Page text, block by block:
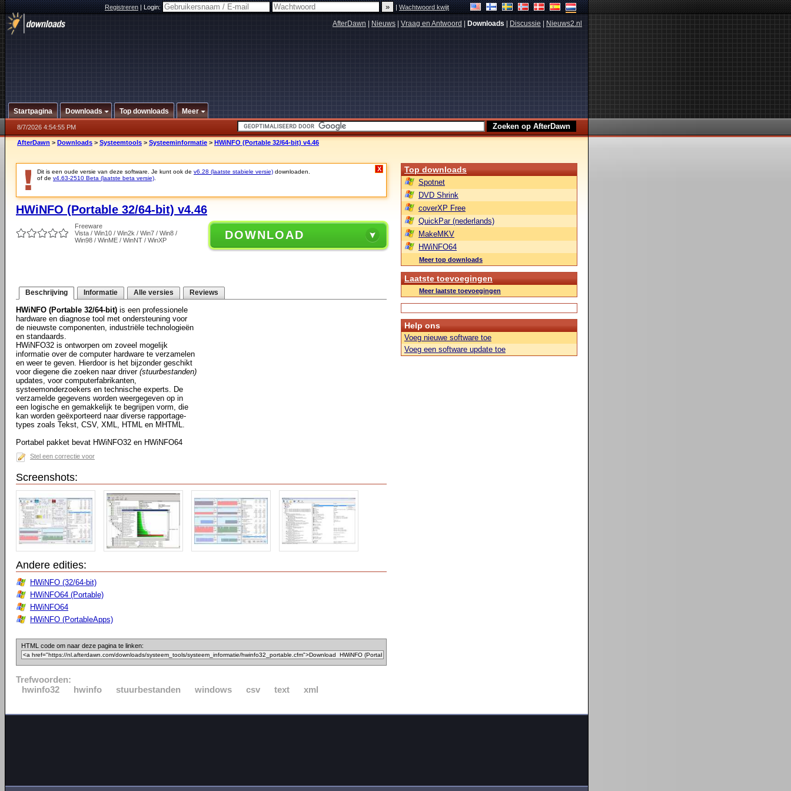
Registreren|Login: |Wachtwoord kwijt
AfterDawn Nieuws Vraag en Antwoord Downloads Discussie Nieuws2.nl
Startpagina Downloads Top downloads Meer
8/7/2026 4:54:55 PM
AfterDawn > Downloads > Systeemtools > Systeeminformatie > HWiNFO (Portable 32/64-bit) v4.46
Dit is een oude versie van deze software. Je kunt ook de v6.28 (laatste stabiele versie) downloaden.
of de v4.63-2510 Beta (laatste beta versie)
X
HWiNFO (Portable 32/64-bit) v4.46
Freeware
Vista / Win10 / Win2k / Win7 / Win8 /
Win98 / WinME / WinNT / WinXP
DOWNLOAD
Beschrijving Informatie Alle versies Reviews
HWiNFO (Portable 32/64-bit) is een professionele
hardware en diagnose tool met ondersteuning voor
de nieuwste componenten, industriële technologieën
en standaards.
HWiNFO32 is ontworpen om zoveel mogelijk
informatie over de computer hardware te verzamelen
en weer te geven. Hierdoor is het bijzonder geschikt
voor diegene die zoeken naar driver (stuurbestanden)
updates, voor computerfabrikanten,
systeemonderzoekers en technische experts. De
verzamelde gegevens worden weergegeven op in
een logische en gemakkelijk te begrijpen vorm, die
kan worden geëxporteerd naar diverse rapportage-
types zoals Tekst, CSV, XML, HTML en MHTML.
Portabel pakket bevat HWiNFO32 en HWiNFO64
Stel een correctie voor
Screenshots:
Andere edities:
HWiNFO (32/64-bit)
HWiNFO64 (Portable)
HWiNFO64
HWiNFO (PortableApps)
HTML code om naar deze pagina te linken:
Trefwoorden:
hwinfo32
hwinfo stuurbestanden windows csv text xml
Top downloads
Spotnet
DVD Shrink
coverXP Free
QuickPar (nederlands)
MakeMKV
HWiNFO64
Meer top downloads
Laatste toevoegingen
Meer laatste toevoegingen
Help ons
Voeg nieuwe software toe
Voeg een software update toe